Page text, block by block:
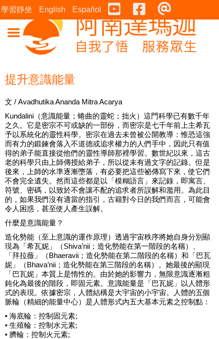
學習靜坐 English Español Youtube Facebook
提升意識能量
文 / Avadhutika Ananda Mitra Acarya
Kundalini（意識能量；蜷曲的靈蛇；拙火）這門科學已有數千年
之久。它是密宗不可或缺的一部份，而密宗是七千年前上主希瓦
予以系統化的靈性科學。密宗在過去未曾被公開教導：惟恐這強
而有力的鍛鍊會落入不道德或追求權力的人們手中，因此只有值
得的弟子能直接從他們的靈性導師那裡學習。數世紀以來，這古
老的科學只由上師傳授給弟子，所以從未有過文字的記錄。但是
後來，上師的水準逐漸墮落，有必要把這些祕傳寫下來，使它們
不會完全遺失。然而這些都是以「模糊語言」來記錄，即寓言、
符號、密碼，以致於不會讓不配的追求者所誤解和濫用。為此目
的，如果我們沒有適當的指引，古籍對今日的我們而言，可能會
令人困惑，甚至使人產生誤解。
什麼是意識能量？
造化勢能（至上意識的運作原理）透過宇宙秩序將她自身分別顯
現為「希瓦妮」（Shiva’nii；造化勢能在第一階段的名稱）、
「拜拉薇」（Bhaeravii；造化勢能在第二階段的名稱）和「巴瓦
妮」（Bhava’nii；造化勢能在第三階段的名稱）。她最後的顯現
「巴瓦妮」本質上是惰性的。由於她的影響力，無限意識逐漸粗
鈍化為最後的階段，即固元素。意識能量是「巴瓦妮」以人體形
式的表現。依據密宗，人體結構是大宇宙的小宇宙。人體的五個
脈輪（精細的能量中心）是人體形式內五大基本元素之控制點：
• 海底輪：控制固元素;
• 生殖輪：控制水元素;
• 臍輪：控制火元素;